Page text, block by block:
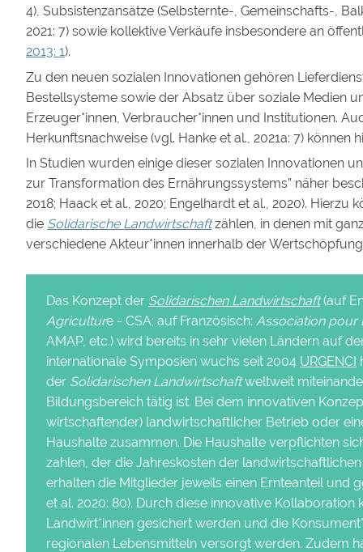
4), Subsistenzansätze (Selbsternte-, Gemeinschafts-,
2021: 7) sowie kollektive Verkäufe insbesondere an
2013: 1).
Zu den neuen sozialen Innovationen gehören
Bestellsysteme sowie der Absatz über soziale Medien
Erzeuger*innen, Verbraucher*innen und Institutionen.
Herkunftsnachweise (vgl. Hanke et al., 2021a: 7) können
In Studien wurden einige dieser sozialen Innovationen
zur Transformation des Ernährungssystems” näher
2018; Haack et al., 2020; Engelhardt et al., 2020). Hierzu
die Solidarische Landwirtschaftzählen, in denen mit
verschiedene Akteur*innen innerhalb der
Das Konzept der Solidarischen Landwirtschaft(auf
Agriculture - CSA; auf Französisch: Association pour
AMAP, etc.) wird bereits in sehr vielen Ländern auf
internationale Symposien wuchs seit 2004 URGENCI
der Solidarischen Landwirtschaftweltweit
Bildungsbereich tätig ist. Bei dem innovativen
wirtschaftender) landwirtschaftlicher Betrieb oder
Haushalte zusammen. Die Haushalte verpflichten
zahlen, der die Jahreskosten der
erhalten die Mitglieder jeweils einen Ernteanteil und
et al. 2020: 80). Durch diese innovative Kollaboration
Landwirt*innen gesichert werden und die
regionalen Lebensmitteln versorgt werden. Zudem